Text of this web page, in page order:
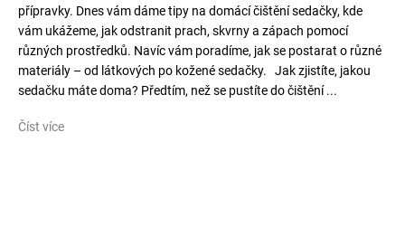
přípravky. Dnes vám dáme tipy na domácí čištění sedačky, kde
vám ukážeme, jak odstranit prach, skvrny a zápach pomocí
různých prostředků. Navíc vám poradíme, jak se postarat o různé
materiály – od látkových po kožené sedačky. Jak zjistíte, jakou
sedačku máte doma? Předtím, než se pustíte do čištění ...
Číst více